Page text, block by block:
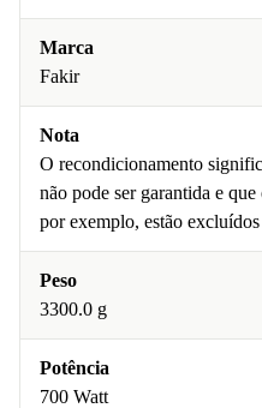
Marca
Fakir
Nota
O recondicionamento
não pode ser garantida e
por exemplo, estão
Peso
3300.0 g
Potência
700 Watt